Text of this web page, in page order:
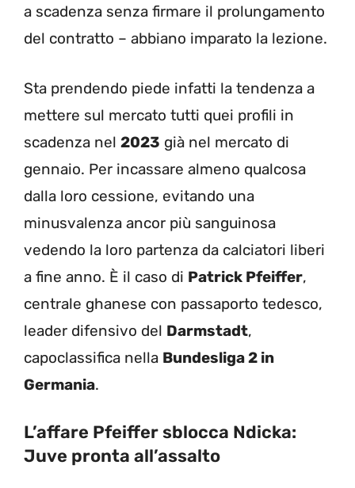
a scadenza senza firmare il prolungamento
del contratto – abbiano imparato la lezione.
Sta prendendo piede infatti la tendenza a
mettere sul mercato tutti quei profili in
scadenza nel 2023 già nel mercato di
gennaio. Per incassare almeno qualcosa
dalla loro cessione, evitando una
minusvalenza ancor più sanguinosa
vedendo la loro partenza da calciatori liberi
a fine anno. È il caso di Patrick Pfeiffer,
centrale ghanese con passaporto tedesco,
leader difensivo del Darmstadt,
capoclassifica nella Bundesliga 2 in
Germania.
L’affare Pfeiffer sblocca Ndicka:
Juve pronta all’assalto